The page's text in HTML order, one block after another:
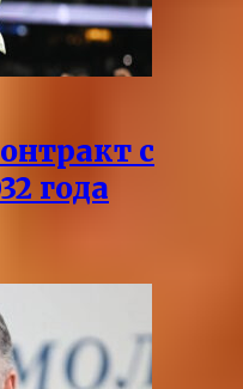
с
года